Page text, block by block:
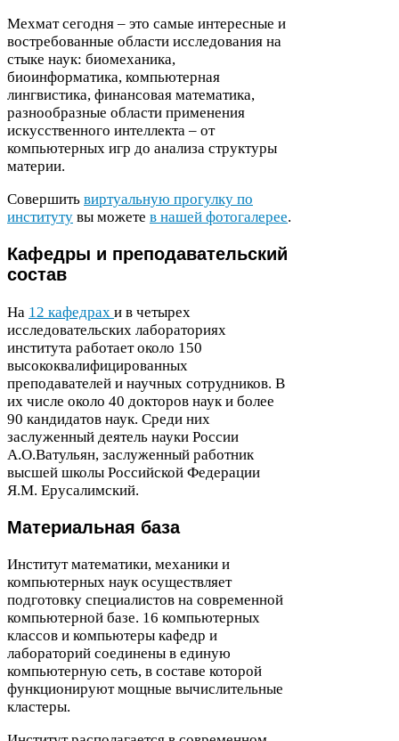
Мехмат сегодня – это самые интересные и
востребованные области исследования на
стыке наук: биомеханика,
биоинформатика, компьютерная
лингвистика, финансовая математика,
разнообразные области применения
искусственного интеллекта – от
компьютерных игр до анализа структуры
материи.
Совершить виртуальную прогулку по
институту вы можете в нашей фотогалерее.
Кафедры и преподавательский
состав
На 12 кафедрах и в четырех
исследовательских лабораториях
института работает около 150
высококвалифицированных
преподавателей и научных сотрудников. В
их числе около 40 докторов наук и более
90 кандидатов наук. Среди них
заслуженный деятель науки России
А.О.Ватульян, заслуженный работник
высшей школы Российской Федерации
Я.М. Ерусалимский.
Материальная база
Институт математики, механики и
компьютерных наук осуществляет
подготовку специалистов на современной
компьютерной базе. 16 компьютерных
классов и компьютеры кафедр и
лабораторий соединены в единую
компьютерную сеть, в составе которой
функционируют мощные вычислительные
кластеры.